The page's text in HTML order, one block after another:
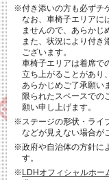
※付き添いの方も必ずチ
なお、車椅子エリアに
ませんので、あらかじ
また、状況により付き
ございます。
車椅子エリアは着席で
立ち上がることがあり
あらかじめご了承願い
限られたスペースでの
願い申し上げます。
※ステージの形状・ライ
などが見えない場合が
※政府や自治体の方針に
す。
※ LDHオフィシャルホー